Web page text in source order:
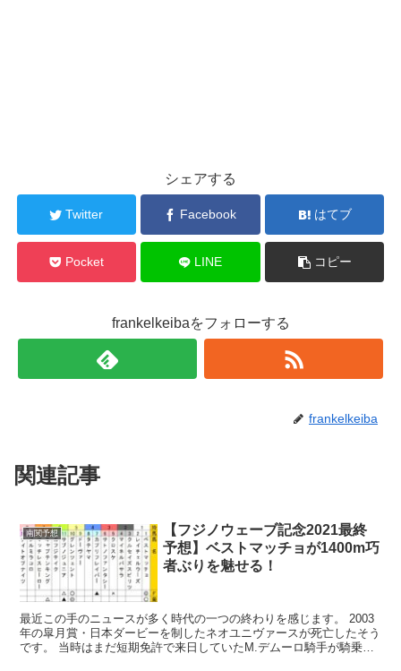
シェアする
Twitter Facebook はてブ
Pocket LINE コピー
frankelkeibaをフォローする
frankelkeiba
関連記事
南関予想
【フジノウェーブ記念2021最終
予想】ベストマッチョが1400m巧
者ぶりを魅せる！
最近この手のニュースが多く時代の一つの終わりを感じます。 2003
年の皐月賞・日本ダービーを制したネオユニヴァースが死亡したそう
です。 当時はまだ短期免許で来日していたM.デムーロ騎手が騎乗し